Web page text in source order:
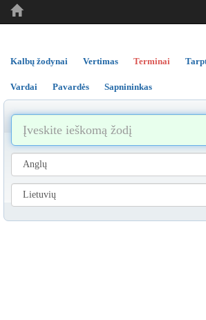
Kalbų žodynai Vertimas Terminai
Vardai Pavardės Sapnininkas